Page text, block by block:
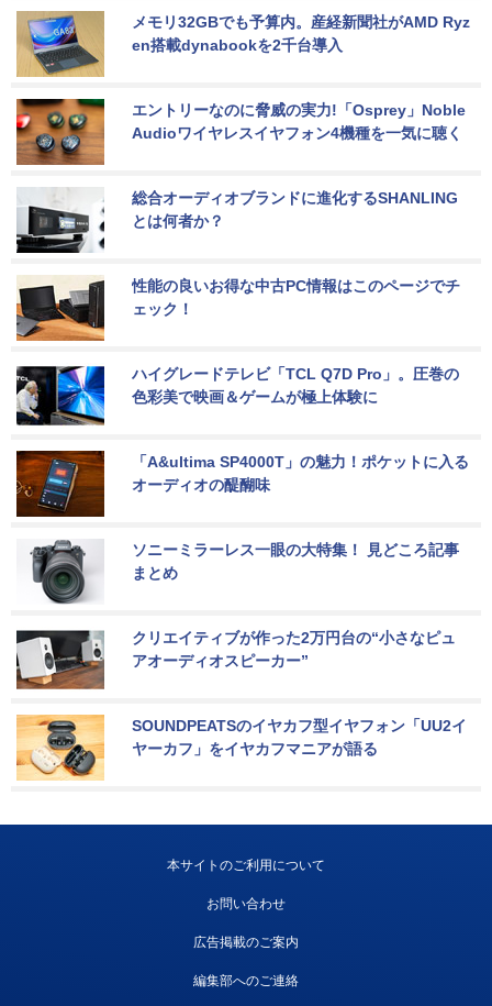
メモリ32GBでも予算内。産経新聞社がAMD Ryz
en搭載dynabookを2千台導入
エントリーなのに脅威の実力!「Osprey」Noble
Audioワイヤレスイヤフォン4機種を一気に聴く
総合オーディオブランドに進化するSHANLING
とは何者か？
性能の良いお得な中古PC情報はこのページでチ
ェック！
ハイグレードテレビ「TCL Q7D Pro」。圧巻の
色彩美で映画＆ゲームが極上体験に
「A&ultima SP4000T」の魅力！ポケットに入る
オーディオの醍醐味
ソニーミラーレス一眼の大特集！ 見どころ記事
まとめ
クリエイティブが作った2万円台の“小さなピュ
アオーディオスピーカー”
SOUNDPEATSのイヤカフ型イヤフォン「UU2イ
ヤーカフ」をイヤカフマニアが語る
本サイトのご利用について
お問い合わせ
広告掲載のご案内
編集部へのご連絡